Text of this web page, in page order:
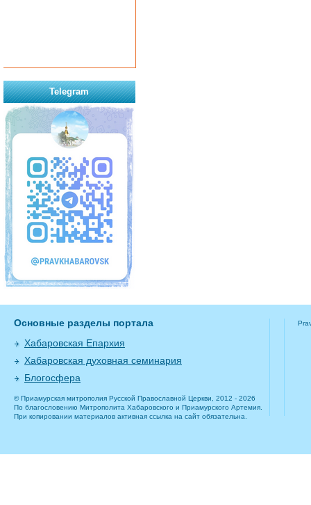
Telegram
Основные разделы портала
Хабаровская Епархия
Хабаровская духовная семинария
Блогосфера
© Приамурская митрополия Русской Православной Церкви, 2012 - 2026
По благословению Митрополита Хабаровского и Приамурского Артемия.
При копировании материалов активная ссылка на сайт обязательна.